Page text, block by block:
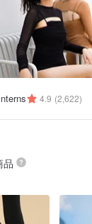
4.9 (2,622)
品